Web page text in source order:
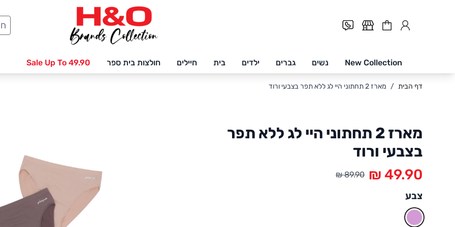
Cart
New Collection נשים גברים ילדים בית חיילים חולצות בית ספר
Sale Up To 49.90
דף הבית / מארז 2 תחתוני היי לג ללא תפר בצבעי ורוד
מארז 2 תחתוני היי לג ללא תפר
בצבעי ורוד
צבע
ורוד בהיר